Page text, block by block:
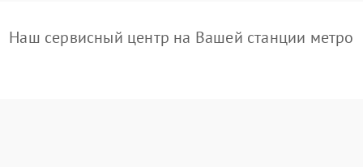
Наш сервисный центр на Вашей станции метро